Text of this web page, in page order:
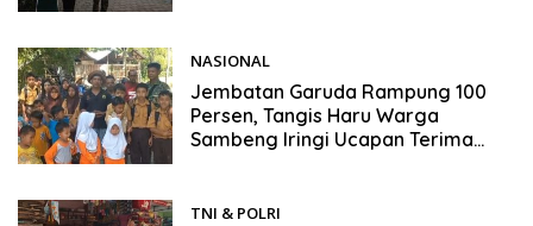
NASIONAL
Jembatan Garuda Rampung 100
Persen, Tangis Haru Warga
Sambeng Iringi Ucapan Terima
TNI & POLRI